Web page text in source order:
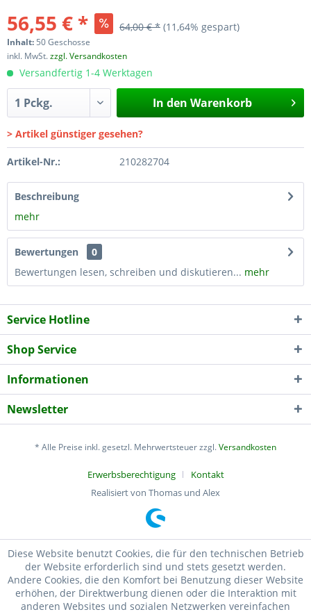
56,55 € * 64,00 € * (11,64% gespart)
Inhalt: 50 Geschosse
inkl. MwSt.zzgl. Versandkosten
Versandfertig 1-4 Werktagen
In den Warenkorb
> Artikel günstiger gesehen?
Artikel-Nr.: 210282704
Beschreibung
mehr
Bewertungen
0
Bewertungen lesen, schreiben und diskutieren... mehr
Service Hotline
Shop Service
Informationen
Newsletter
* Alle Preise inkl. gesetzl. Mehrwertsteuer zzgl.Versandkosten
Erwerbsberechtigung
Kontakt
Realisiert von Thomas und Alex
Diese Website benutzt Cookies, die für den technischen Betrieb
der Website erforderlich sind und stets gesetzt werden.
Andere Cookies, die den Komfort bei Benutzung dieser Website
erhöhen, der Direktwerbung dienen oder die Interaktion mit
anderen Websites und sozialen Netzwerken vereinfachen